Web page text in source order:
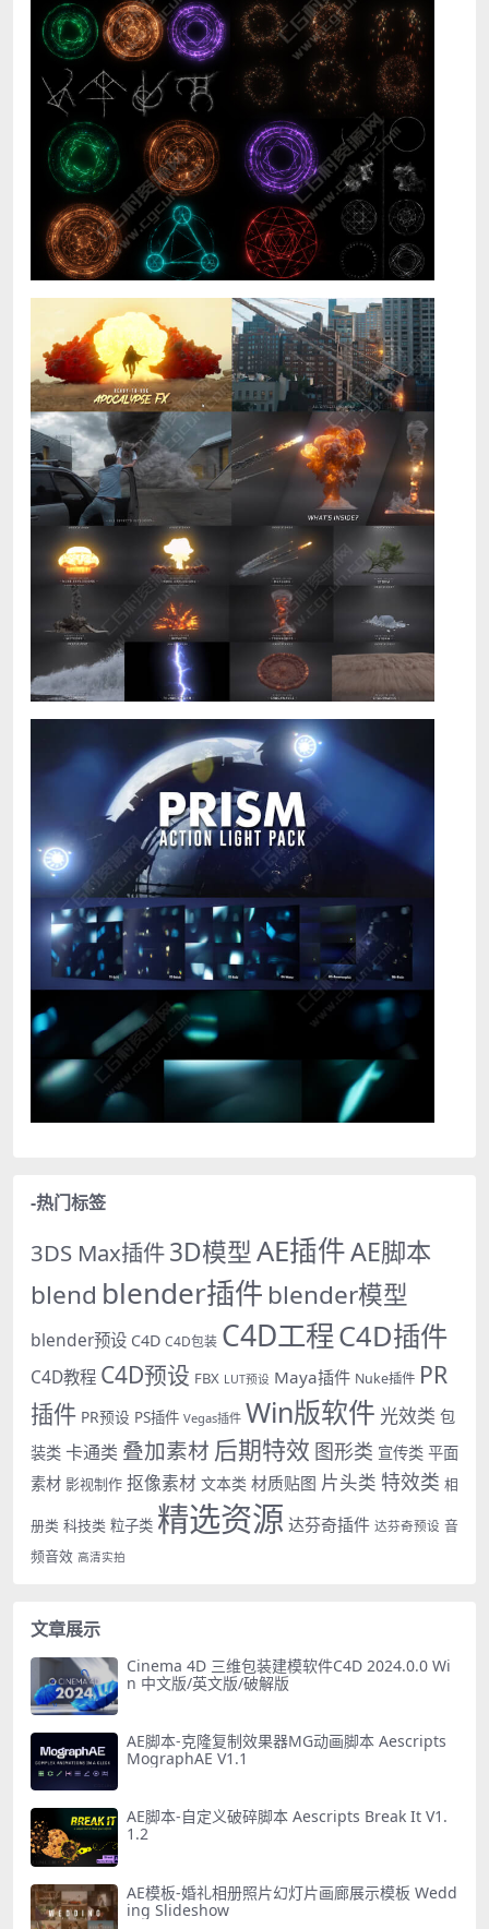
-热门标签
3DS Max插件3D模型AE插件AE脚本
blend blender插件 blender模型
blender预设 C4D C4D包装 C4D工程C4D插件
C4D教程 C4D预设 FBX LUT预设 Maya插件 Nuke插件 PR
插件 PR预设 PS插件 Vegas插件 Win版软件 光效类 包
装类 卡通类 叠加素材 后期特效 图形类 宣传类 平面
素材 影视制作 抠像素材 文本类 材质贴图 片头类 特效类 相
册类 科技类 粒子类 精选资源 达芬奇插件 达芬奇预设 音
频音效 高清实拍
文章展示
Cinema 4D 三维包装建模软件C4D 2024.0.0 Wi
n 中文版/英文版/破解版
AE脚本-克隆复制效果器MG动画脚本 Aescripts
MographAE V1.1
AE脚本-自定义破碎脚本 Aescripts Break It V1.
1.2
AE模板-婚礼相册照片幻灯片画廊展示模板 Wedd
ing Slideshow